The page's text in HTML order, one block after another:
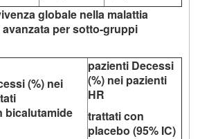
globale nella malattia
per sotto-gruppi
(%) nei
bicalutamide
pazienti Decessi
(%) nei pazienti
HR
trattati con
placebo (95% IC)